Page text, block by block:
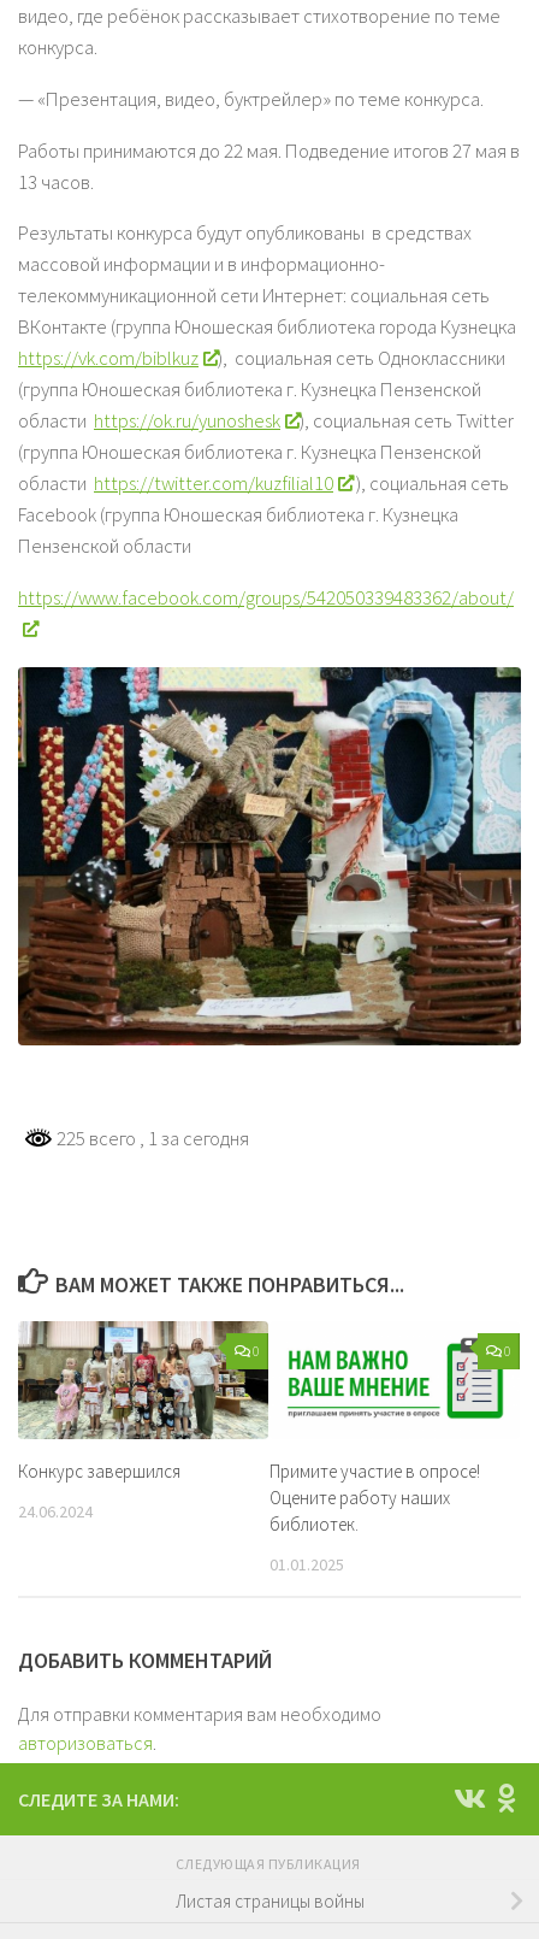
видео, где ребёнок рассказывает стихотворение по теме
конкурса.
— «Презентация, видео, буктрейлер» по теме конкурса.
Работы принимаются до 22 мая. Подведение итогов 27 мая в
13 часов.
Результаты конкурса будут опубликованы в средствах
массовой информации и в информационно-
телекоммуникационной сети Интернет: социальная сеть
ВКонтакте (группа Юношеская библиотека города Кузнецка
https://vk.com/biblkuz
), социальная сеть Одноклассники
(группа Юношеская библиотека г. Кузнецка Пензенской
области https://ok.ru/yunoshesk
), социальная сеть Twitter
(группа Юношеская библиотека г. Кузнецка Пензенской
области https://twitter.com/kuzfilial10
), социальная сеть
Facebook (группа Юношеская библиотека г. Кузнецка
Пензенской области
https://www.facebook.com/groups/542050339483362/about/
225 всего , 1 за сегодня
ВАМ МОЖЕТ ТАКЖЕ ПОНРАВИТЬСЯ...
0
Конкурс завершился
24.06.2024
0
Примите участие в опросе!
Оцените работу наших
библиотек.
01.01.2025
ДОБАВИТЬ КОММЕНТАРИЙ
Для отправки комментария вам необходимо
авторизоваться.
СЛЕДИТЕ ЗА НАМИ:
СЛЕДУЮЩАЯ ПУБЛИКАЦИЯ
Листая страницы войны